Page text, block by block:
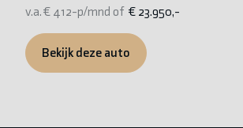
v.a. € 412-p/mnd of € 23.950,-
Bekijk deze auto